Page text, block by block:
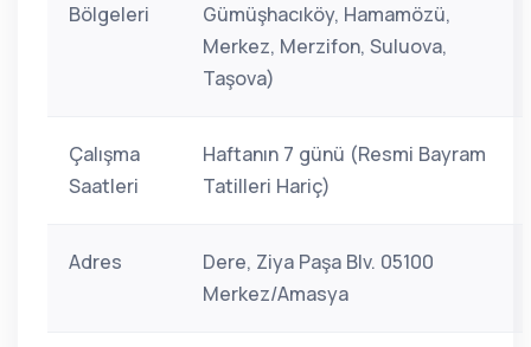
Bölgeleri
Gümüşhacıköy, Hamamözü,
Merkez, Merzifon, Suluova,
Taşova)
Çalışma
Saatleri
Haftanın 7 günü (Resmi Bayram
Tatilleri Hariç)
Adres
Dere, Ziya Paşa Blv. 05100
Merkez/Amasya